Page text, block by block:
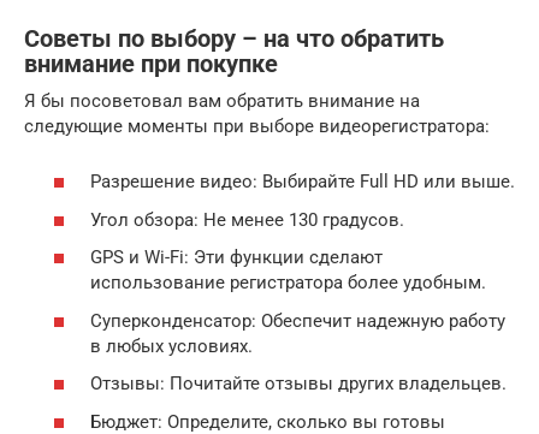
Советы по выбору – на что обратить
внимание при покупке
Я бы посоветовал вам обратить внимание на
следующие моменты при выборе видеорегистратора:
Разрешение видео: Выбирайте Full HD или выше.
Угол обзора: Не менее 130 градусов.
GPS и Wi-Fi: Эти функции сделают
использование регистратора более удобным.
Суперконденсатор: Обеспечит надежную работу
в любых условиях.
Отзывы: Почитайте отзывы других владельцев.
Бюджет: Определите, сколько вы готовы